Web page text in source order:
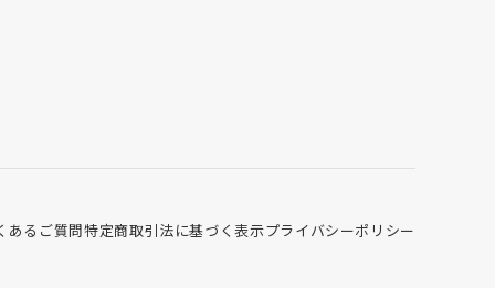
あるご質問特定商取引法に基づく表示プライバシーポリシー